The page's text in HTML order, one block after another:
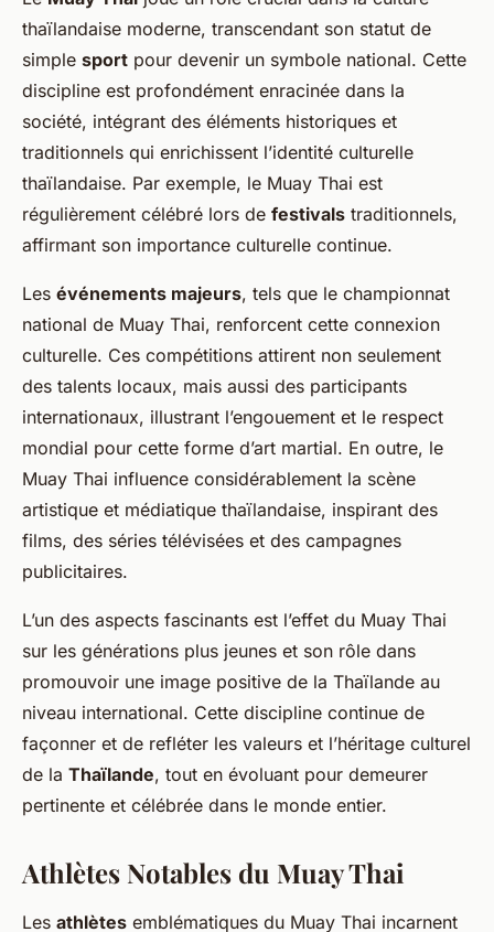
thaïlandaise moderne, transcendant son statut de
simple sport pour devenir un symbole national. Cette
discipline est profondément enracinée dans la
société, intégrant des éléments historiques et
traditionnels qui enrichissent l’identité culturelle
thaïlandaise. Par exemple, le Muay Thai est
régulièrement célébré lors de festivals traditionnels,
affirmant son importance culturelle continue.
Les événements majeurs, tels que le championnat
national de Muay Thai, renforcent cette connexion
culturelle. Ces compétitions attirent non seulement
des talents locaux, mais aussi des participants
internationaux, illustrant l’engouement et le respect
mondial pour cette forme d’art martial. En outre, le
Muay Thai influence considérablement la scène
artistique et médiatique thaïlandaise, inspirant des
films, des séries télévisées et des campagnes
publicitaires.
L’un des aspects fascinants est l’effet du Muay Thai
sur les générations plus jeunes et son rôle dans
promouvoir une image positive de la Thaïlande au
niveau international. Cette discipline continue de
façonner et de refléter les valeurs et l’héritage culturel
de la Thaïlande, tout en évoluant pour demeurer
pertinente et célébrée dans le monde entier.
Athlètes Notables du Muay Thai
Les athlètes emblématiques du Muay Thai incarnent